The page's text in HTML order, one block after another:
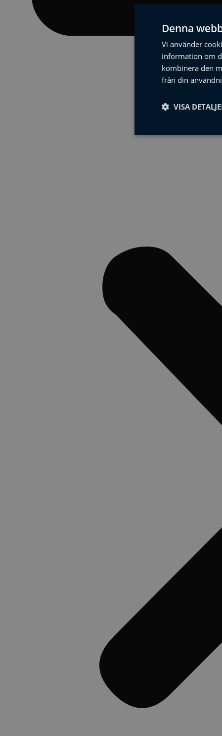
Denna
Vi använder
information om
kombinera den
från din
VISA